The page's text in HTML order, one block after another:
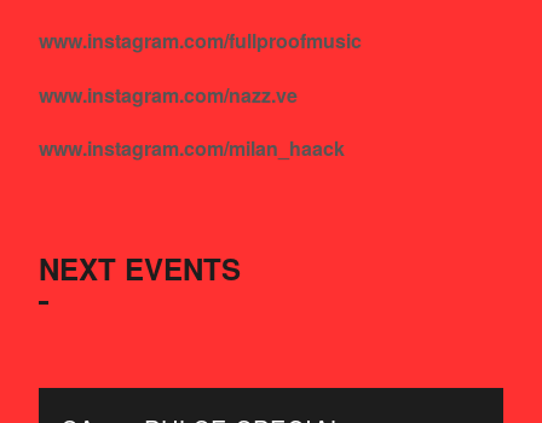
www.instagram.com/fullproofmusic
www.instagram.com/nazz.ve
www.instagram.com/milan_haack
NEXT EVENTS